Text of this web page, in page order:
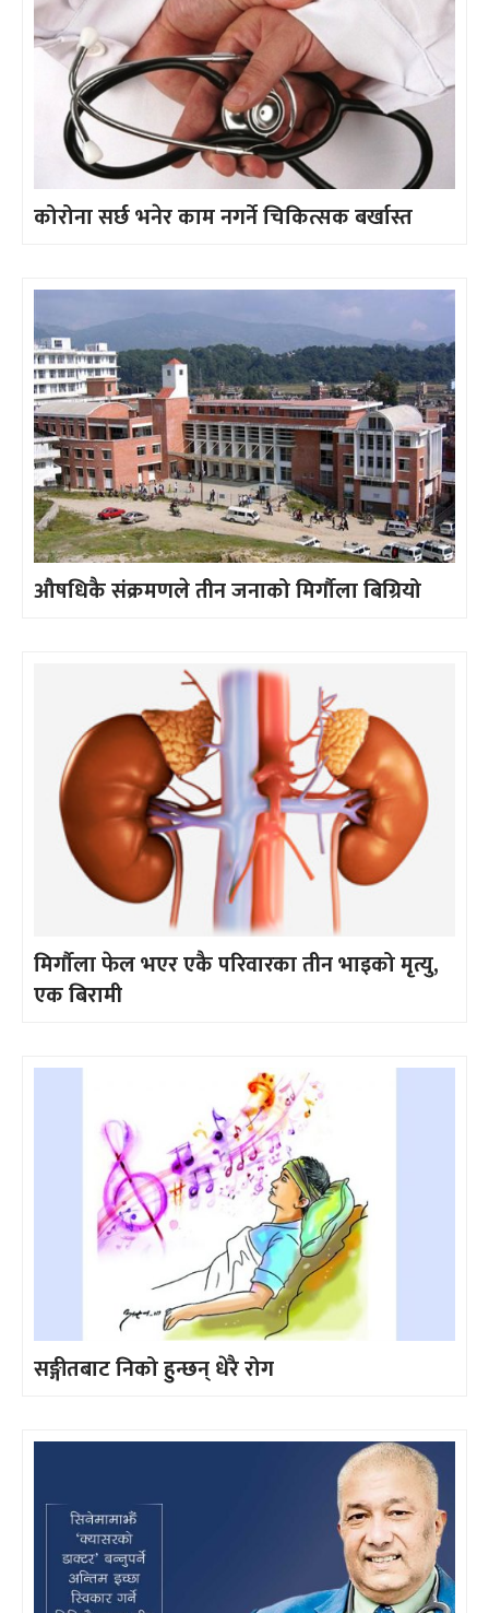
कोरोना सर्छ भनेर काम नगर्ने चिकित्सक बर्खास्त
औषधिकै संक्रमणले तीन जनाको मिर्गौला बिग्रियो
मिर्गौला फेल भएर एकै परिवारका तीन भाइको मृत्यु,
एक बिरामी
सङ्गीतबाट निको हुन्छन् धेरै रोग